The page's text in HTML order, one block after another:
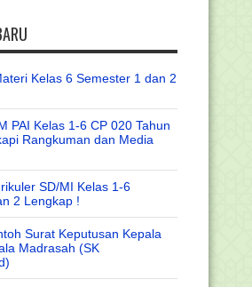
Kelas 6 Semester 1 dan 2
PAI Kelas 1-6 CP 020 Tahun
Rangkuman dan Media
SD/MI Kelas 1-6
2 Lengkap !
Surat Keputusan Kepala
Madrasah (SK